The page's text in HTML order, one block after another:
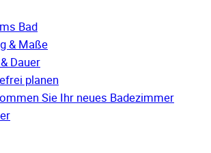
Bad
& Maße
Dauer
planen
Sie Ihr neues Badezimmer